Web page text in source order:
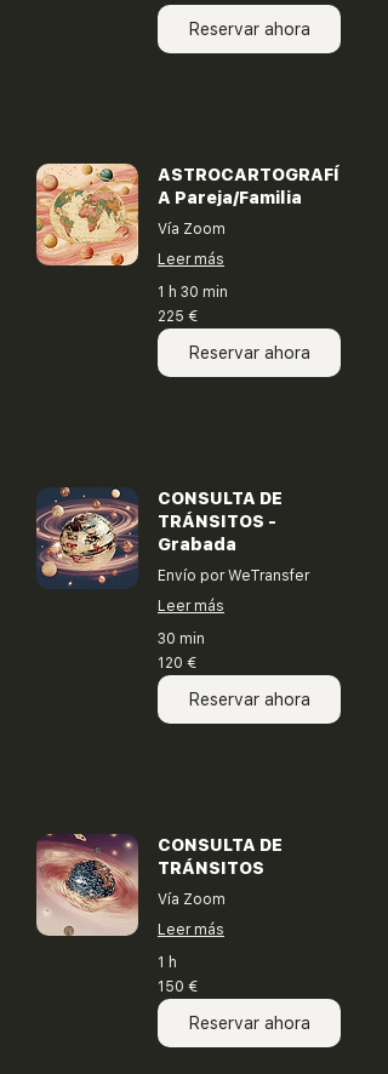
Reservar ahora
ASTROCARTOGRAFÍ
A Pareja/Familia
Vía Zoom
Leer más
1 h 30 min
225
euros
225 €
Reservar ahora
CONSULTA DE
TRÁNSITOS -
Grabada
Envío por WeTransfer
Leer más
30 min
120
euros
120 €
Reservar ahora
CONSULTA DE
TRÁNSITOS
Vía Zoom
Leer más
1 h
150
euros
150 €
Reservar ahora